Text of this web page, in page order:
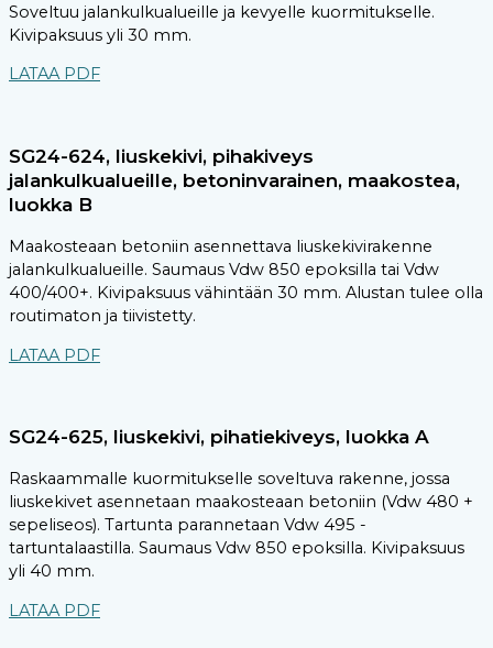
Soveltuu jalankulkualueille ja kevyelle kuormitukselle.
Kivipaksuus yli 30 mm.
LATAA PDF
SG24-624, liuskekivi, pihakiveys
jalankulkualueille, betoninvarainen, maakostea,
luokka B
Maakosteaan betoniin asennettava liuskekivirakenne
jalankulkualueille. Saumaus Vdw 850 epoksilla tai Vdw
400/400+. Kivipaksuus vähintään 30 mm. Alustan tulee olla
routimaton ja tiivistetty.
LATAA PDF
SG24-625, liuskekivi, pihatiekiveys, luokka A
Raskaammalle kuormitukselle soveltuva rakenne, jossa
liuskekivet asennetaan maakosteaan betoniin (Vdw 480 +
sepeliseos). Tartunta parannetaan Vdw 495 -
tartuntalaastilla. Saumaus Vdw 850 epoksilla. Kivipaksuus
yli 40 mm.
LATAA PDF